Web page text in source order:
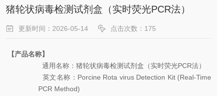
猪轮状病毒检测试剂盒（实时荧光PCR法）
更新时间：2026-05-14 点击次数：175
【产品名称】
通用名称： 猪轮状病毒检测试剂盒（实时荧光PCR法）
英文名称 ： Porcine Rota virus Detection Kit (Real-Time
PCR Method)